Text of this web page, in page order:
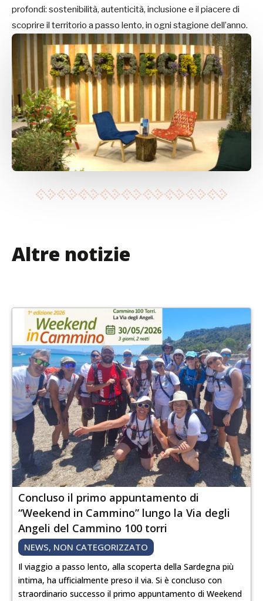
profondi: sostenibilità, autenticità, inclusione e il piacere di
scoprire il territorio a passo lento, in ogni stagione dell’anno.
Altre notizie
Concluso il primo appuntamento di
“Weekend in Cammino” lungo la Via degli
Angeli del Cammino 100 torri
NEWS, NON CATEGORIZZATO
Il viaggio a passo lento, alla scoperta della Sardegna più
intima, ha ufficialmente preso il via. Si è concluso con
straordinario successo il primo appuntamento di Weekend